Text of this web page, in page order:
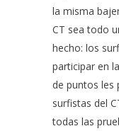
la misma
CT sea todo
hecho: los
participar en
de puntos les
surfistas del
todas las